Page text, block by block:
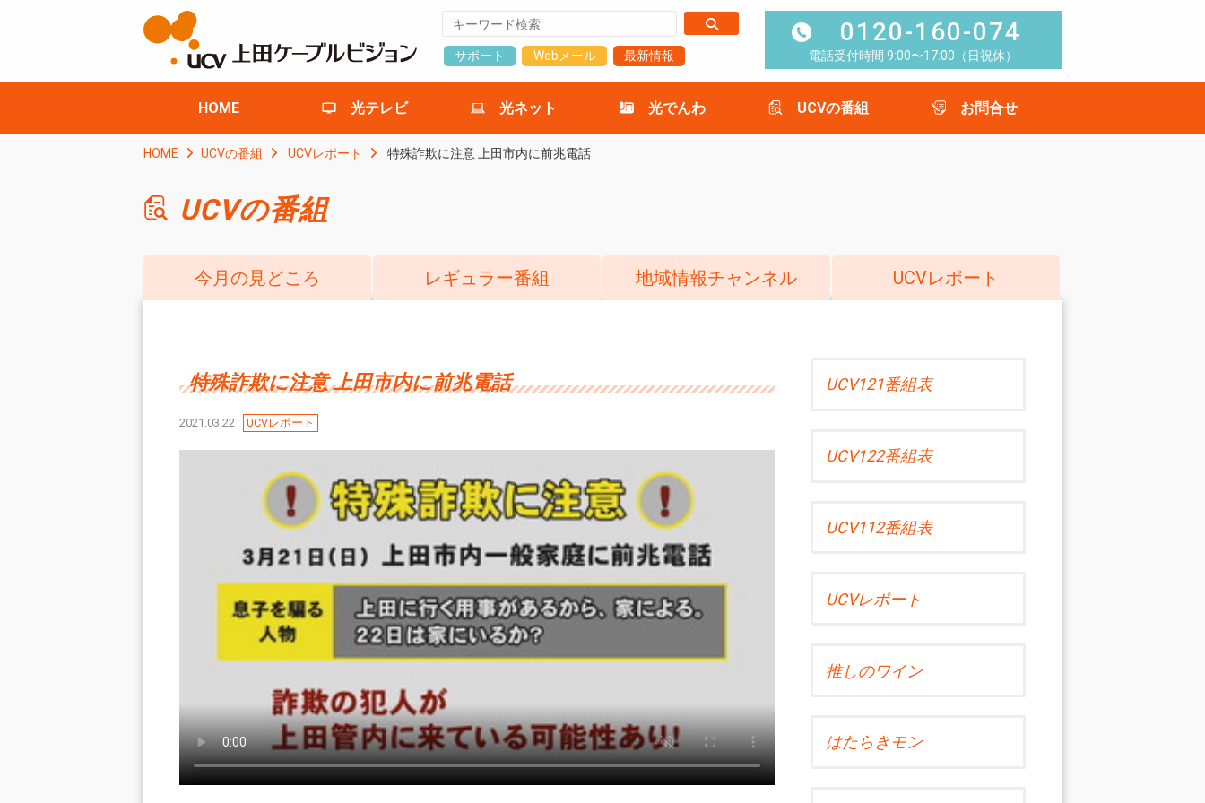
サポート Webメール 最新情報
0120-160-074
電話受付時間 9:00〜17:00（日祝休）
HOME 光テレビ 光ネット 光でんわ UCVの番組 お問合せ
HOME UCVの番組 UCVレポート 特殊詐欺に注意 上田市内に前兆電話
UCVの番組
今月の見どころ レギュラー番組 地域情報チャンネル UCVレポート
特殊詐欺に注意 上田市内に前兆電話
2021.03.22 UCVレポート
UCV121番組表
UCV122番組表
UCV112番組表
UCVレポート
推しのワイン
はたらきモン